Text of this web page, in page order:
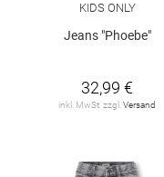
KIDS ONLY
Jeans "Phoebe"
32,99 €
inkl. MwSt. zzgl. Versand